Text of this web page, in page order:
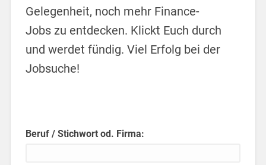
Gelegenheit, noch mehr Finance-
Jobs zu entdecken. Klickt Euch durch
und werdet fündig. Viel Erfolg bei der
Jobsuche!
Beruf / Stichwort od. Firma: